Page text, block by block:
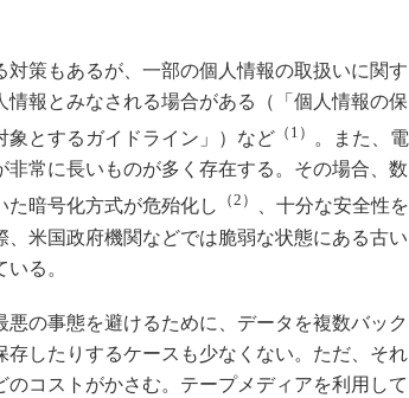
策もあるが、一部の個人情報の取扱いに関す
報とみなされる場合がある（「個人情報の保
象とするガイドライン」）など （1）
。また、電
常に長いものが多く存在する。その場合、数
暗号化方式が危殆化し
（2）
、十分な安全性を
米国政府機関などでは脆弱な状態にある古い
る。
の事態を避けるために、データを複数バック
したりするケースも少なくない。ただ、それ
コストがかさむ。テープメディアを利用して